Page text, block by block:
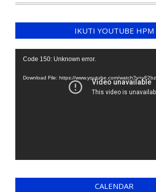
IKUTI YOUTUBE HPM
Video
Code 150: Unknown error.
Download File: https://www.youtube.com/
CALENDAR